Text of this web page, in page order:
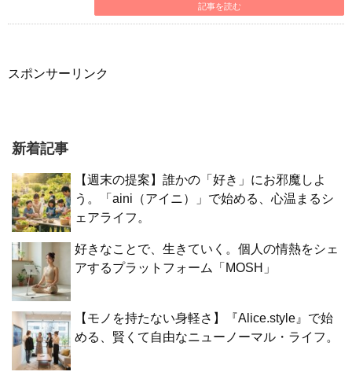
記事を読む
スポンサーリンク
新着記事
【週末の提案】誰かの「好き」にお邪魔しよ
う。「aini（アイニ）」で始める、心温まるシ
ェアライフ。
好きなことで、生きていく。個人の情熱をシェ
アするプラットフォーム「MOSH」
【モノを持たない身軽さ】『Alice.style』で始
める、賢くて自由なニューノーマル・ライフ。